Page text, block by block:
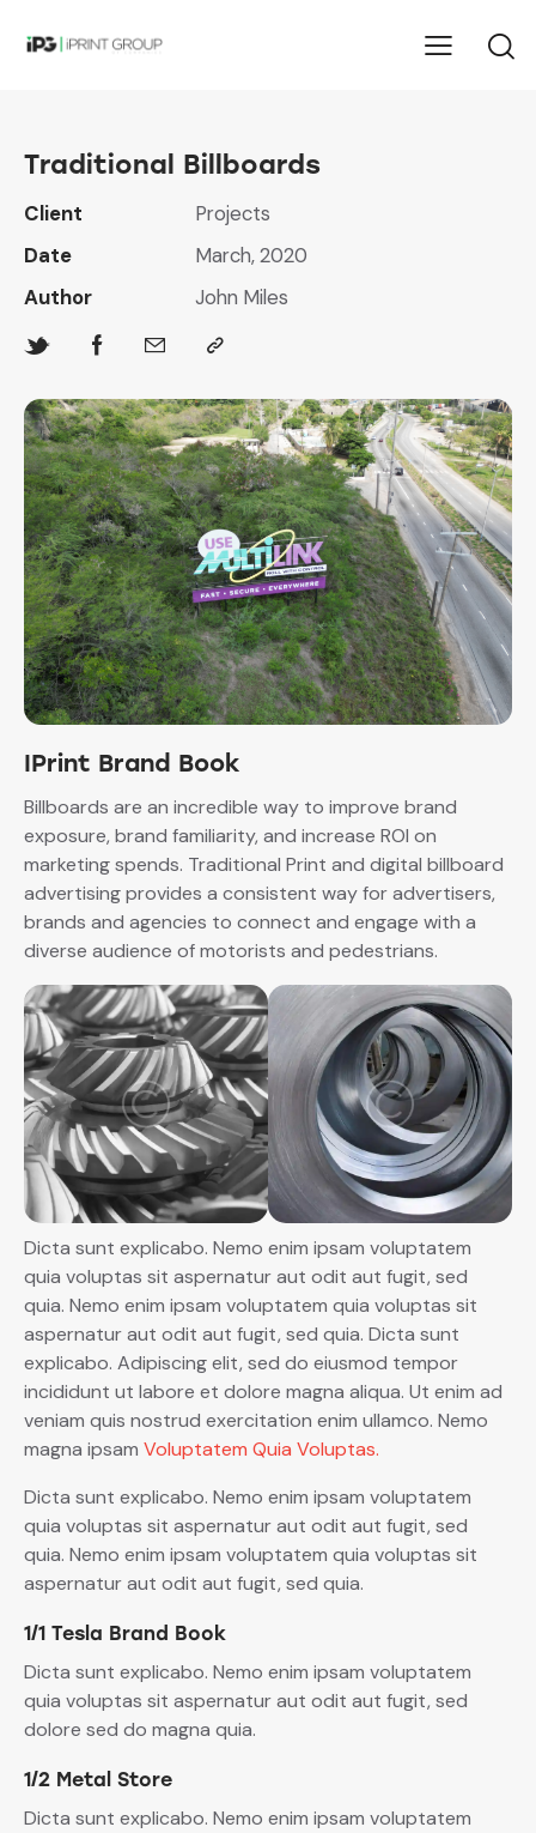
Traditional Billboards​
Client
Projects
Date
March, 2020
Author
John Miles
IPrint Brand Book
Billboards are an incredible way to improve brand
exposure, brand familiarity, and increase ROI on
marketing spends. Traditional Print and digital billboard
advertising provides a consistent way for advertisers,
brands and agencies to connect and engage with a
diverse audience of motorists and pedestrians.​
Dicta sunt explicabo. Nemo enim ipsam voluptatem
quia voluptas sit aspernatur aut odit aut fugit, sed
quia. Nemo enim ipsam voluptatem quia voluptas sit
aspernatur aut odit aut fugit, sed quia. Dicta sunt
explicabo. Adipiscing elit, sed do eiusmod tempor
incididunt ut labore et dolore magna aliqua. Ut enim ad
veniam quis nostrud exercitation enim ullamco. Nemo
magna ipsam Voluptatem Quia Voluptas.
Dicta sunt explicabo. Nemo enim ipsam voluptatem
quia voluptas sit aspernatur aut odit aut fugit, sed
quia. Nemo enim ipsam voluptatem quia voluptas sit
aspernatur aut odit aut fugit, sed quia.
1/1 Tesla Brand Book
Dicta sunt explicabo. Nemo enim ipsam voluptatem
quia voluptas sit aspernatur aut odit aut fugit, sed
dolore sed do magna quia.
1/2 Metal Store
Dicta sunt explicabo. Nemo enim ipsam voluptatem